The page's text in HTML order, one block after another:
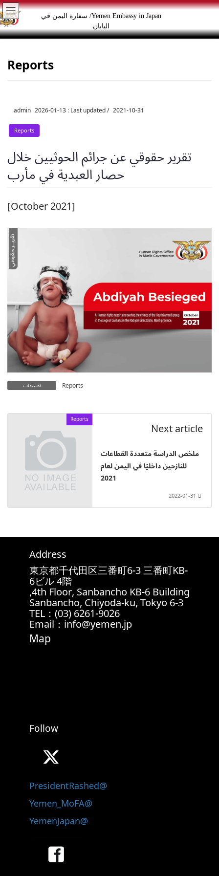
Yemen Embassy in Japan/ سفارة اليمن في
اليابان
Reports
2021-10-31
/ Last updated :
2026-01-13
admin
Reports
تقرير حقوقي عن جرائم الحوثيين خلال
حصار العبدية في مأرب
[October 2021]
تصنيفات Reports
Reports Next article
ملخص الدراسة متعددة القطاعات
للنازحين داخليًا في اليمن لعام
2021
2022-01-31
Address
東京都千代田区三番町6-3 三番町KB-
6ビル 4階
4th Floor, Sanbancho KB-6 Building,
6-3 Sanbancho, Chiyoda-ku, Tokyo
TEL：(03) 6261-9026
Email：info@yemen.jp
Map
Follow
@PresidentRashed
@Yemen_MoFA
@YemenJapan